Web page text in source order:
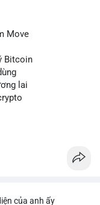
Move
Bitcoin
lai
của anh ấy